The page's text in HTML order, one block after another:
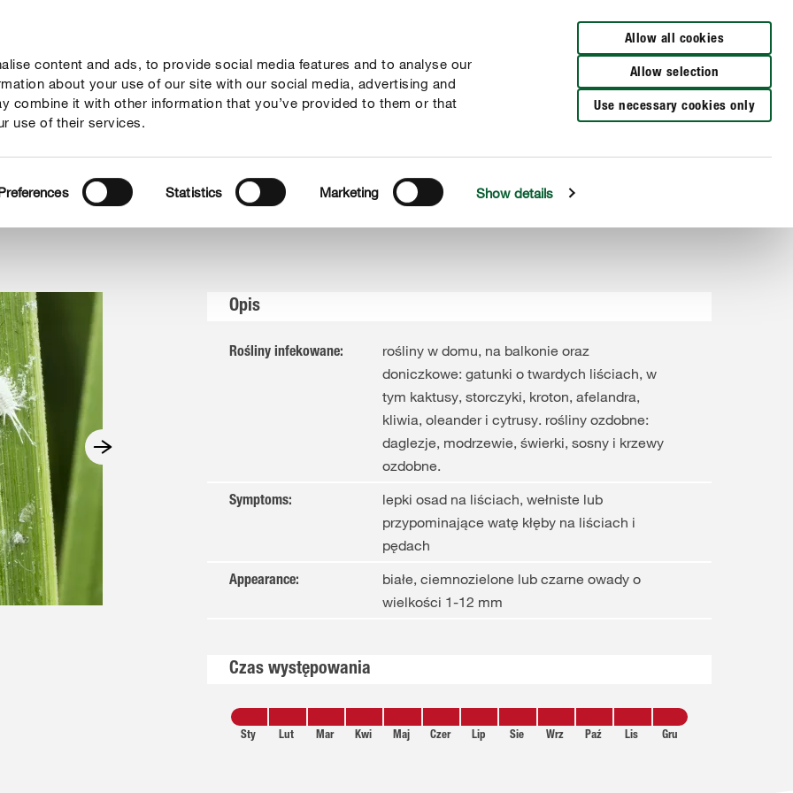
content and ads, to provide social media features and to analyse our
about your use of our site with our social media, advertising and
combine it with other information that you’ve provided to them or that
use of their services.
Statistics Marketing Show details
Allow all cookies
Allow selection
Use necessary cookies only
Aktualne tematy Kontakt O nas
i miseczniki
Opis
Rośliny infekowane:
rośliny w domu, na balkonie oraz
doniczkowe: gatunki o twardych liściach, w
tym kaktusy, storczyki, kroton, afelandra,
kliwia, oleander i cytrusy. rośliny ozdobne:
daglezje, modrzewie, świerki, sosny i krzewy
ozdobne.
Symptoms:
lepki osad na liściach, wełniste lub
przypominające watę kłęby na liściach i
pędach
Appearance:
białe, ciemnozielone lub czarne owady o
wielkości 1-12 mm
Czas występowania
Sty Lut Mar Kwi Maj Czer Lip Sie Wrz Paź Lis Gru